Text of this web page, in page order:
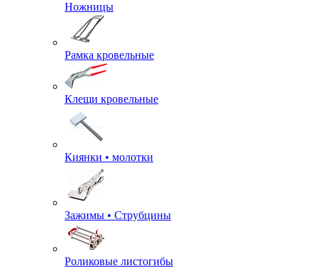
Ножницы
Рамка кровельные
Клещи кровельные
Киянки • молотки
Зажимы • Струбцины
Роликовые листогибы